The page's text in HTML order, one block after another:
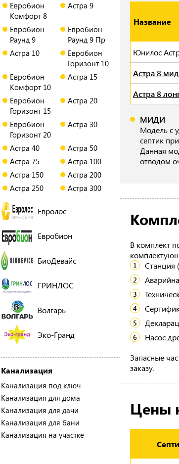
Евробион
Комфорт 8
Астра 9
Евробион
Раунд 9
Евробион
Раунд 9 Пр
Астра 10
Евробион
Горизонт 10
Евробион
Комфорт 10
Астра 15
Евробион
Горизонт 15
Астра 20
Евробион
Горизонт 20
Астра 30
Астра 40
Астра 50
Астра 75
Астра 100
Астра 150
Астра 200
Астра 250
Астра 300
Евролос
Евробион
БиоДевайс
ГРИНЛОС
Волгарь
Эко-Гранд
Канализация
Канализация под ключ
Канализация для дома
Канализация для дачи
Канализация для бани
Канализация на участке
Название
Юнилос
Астра 8
Астра 8
МИДИ
Модель с
септик
Данная
отводом
В комплект
Станция
Насос
Запасные
заказу.
Цены